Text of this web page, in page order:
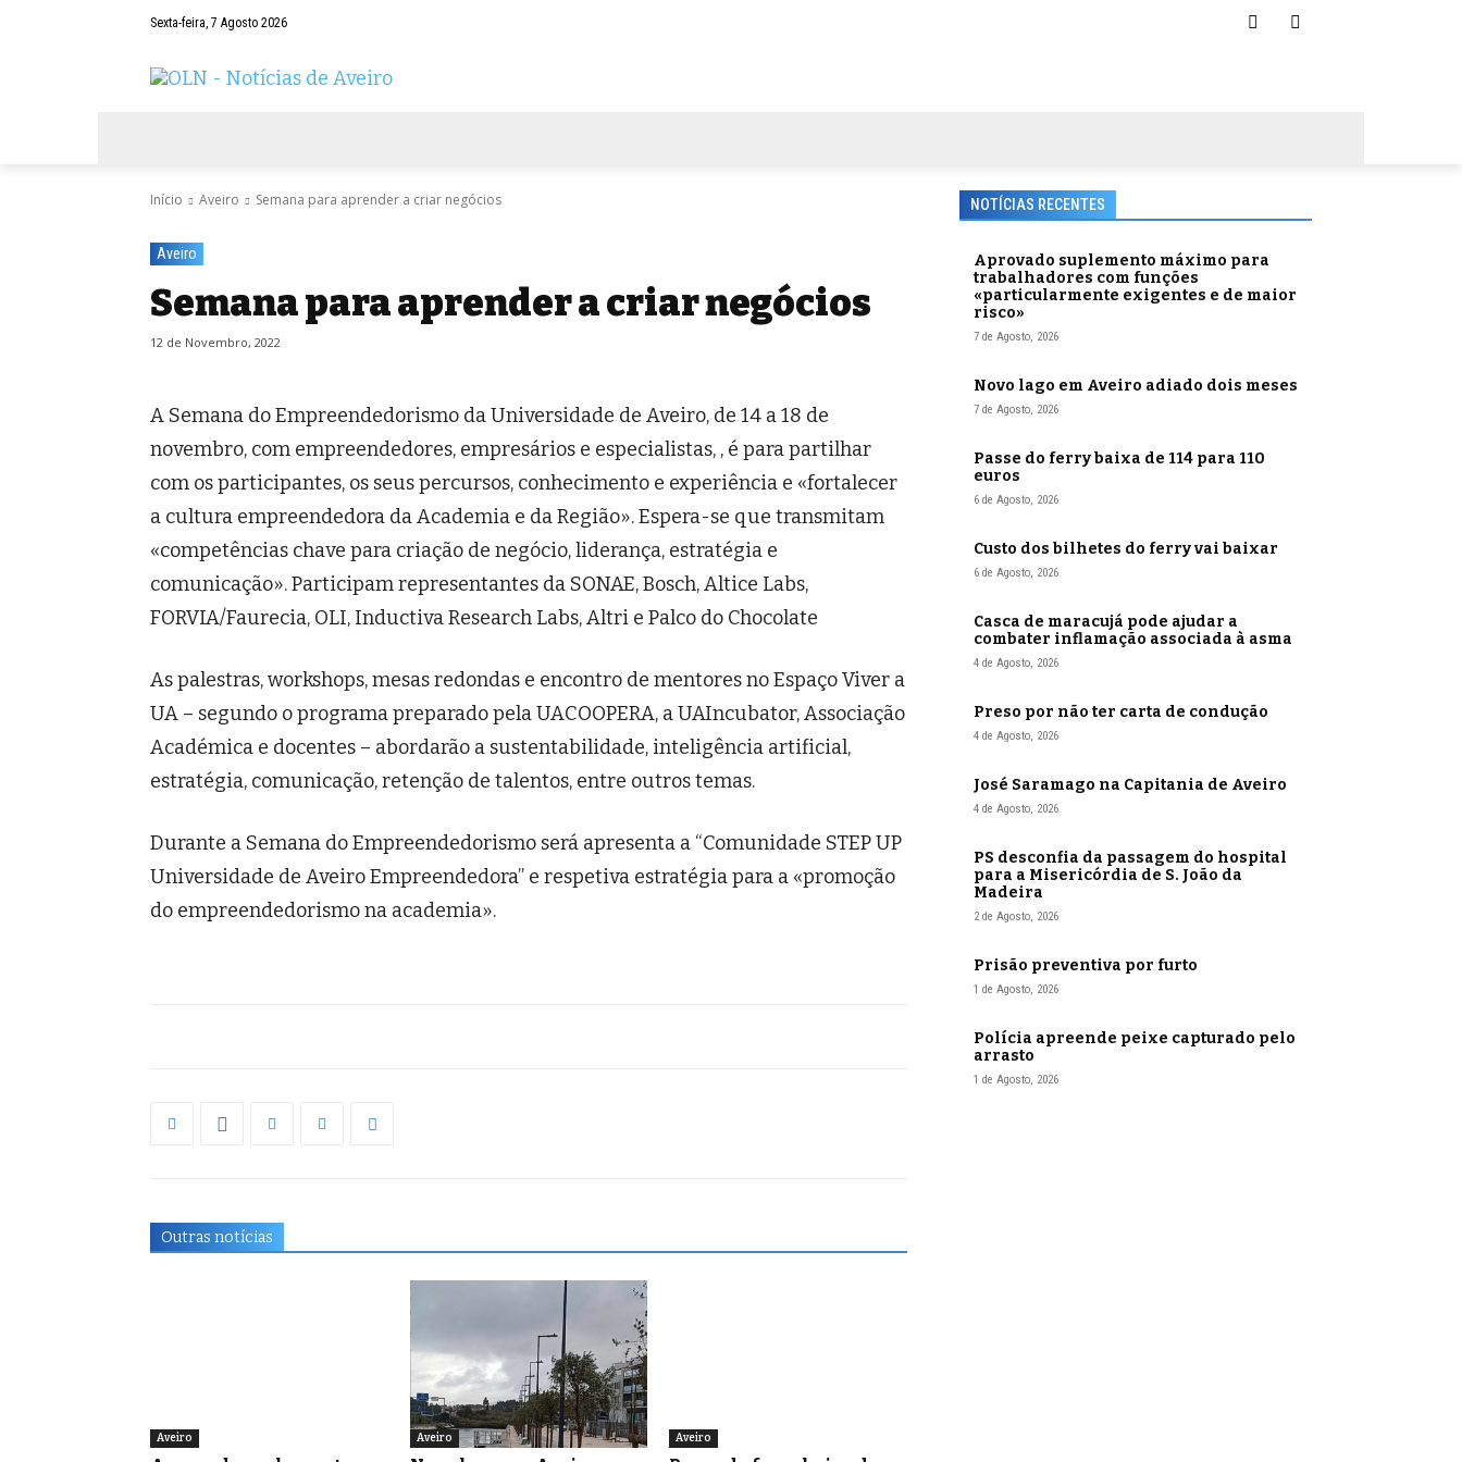
Sexta-feira, 7 Agosto 2026
Início Aveiro Semana para aprender a criar negócios
Aveiro
Semana para aprender a criar negócios
12 de Novembro, 2022
A Semana do Empreendedorismo da Universidade de Aveiro, de 14 a 18 de
novembro, com empreendedores, empresários e especialistas, , é para partilhar
com os participantes, os seus percursos, conhecimento e experiência e «fortalecer
a cultura empreendedora da Academia e da Região». Espera-se que transmitam
«competências chave para criação de negócio, liderança, estratégia e
comunicação». Participam representantes da SONAE, Bosch, Altice Labs,
FORVIA/Faurecia, OLI, Inductiva Research Labs, Altri e Palco do Chocolate
As palestras, workshops, mesas redondas e encontro de mentores no Espaço Viver a
UA – segundo o programa preparado pela UACOOPERA, a UAIncubator, Associação
Académica e docentes – abordarão a sustentabilidade, inteligência artificial,
estratégia, comunicação, retenção de talentos, entre outros temas.
Durante a Semana do Empreendedorismo será apresenta a “Comunidade STEP UP
Universidade de Aveiro Empreendedora” e respetiva estratégia para a «promoção
do empreendedorismo na academia».
Outras notícias
Aveiro Aveiro Aveiro
NOTÍCIAS RECENTES
Aprovado suplemento máximo para
trabalhadores com funções
«particularmente exigentes e de maior
risco»
7 de Agosto, 2026
Novo lago em Aveiro adiado dois meses
7 de Agosto, 2026
Passe do ferry baixa de 114 para 110
euros
6 de Agosto, 2026
Custo dos bilhetes do ferry vai baixar
6 de Agosto, 2026
Casca de maracujá pode ajudar a
combater inflamação associada à asma
4 de Agosto, 2026
Preso por não ter carta de condução
4 de Agosto, 2026
José Saramago na Capitania de Aveiro
4 de Agosto, 2026
PS desconfia da passagem do hospital
para a Misericórdia de S. João da
Madeira
2 de Agosto, 2026
Prisão preventiva por furto
1 de Agosto, 2026
Polícia apreende peixe capturado pelo
arrasto
1 de Agosto, 2026